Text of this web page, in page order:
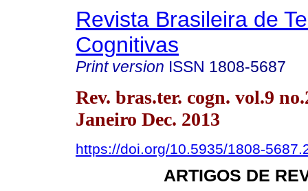
Revista Brasileira de
Cognitivas
Print version ISSN 1808-5687
Rev. bras.ter. cogn. vol.9
Janeiro Dec. 2013
https://doi.org/10.5935/1808-
ARTIGOS DE